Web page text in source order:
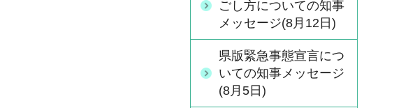
ごし方についての知事
メッセージ(8月12日)
県版緊急事態宣言につ
いての知事メッセージ
(8月5日)